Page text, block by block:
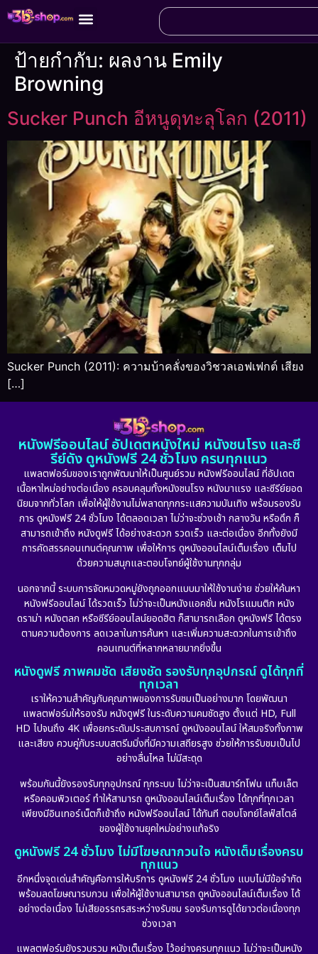
ป้ายกำกับ: ผลงาน Emily
Browning
Sucker Punch อีหนูดุทะลุโลก (2011)
Sucker Punch (2011): ความบ้าคลั่งของวิชวลเอฟเฟกต์ เสียง
[…]
หนังฟรีออนไลน์ อัปเดตหนังใหม่ หนังชนโรง และซี
รีย์ดัง ดูหนังฟรี 24 ชั่วโมง ครบทุกแนว
แพลตฟอร์มของเราถูกพัฒนาให้เป็นศูนย์รวม หนังฟรีออนไลน์ ที่อัปเดต
เนื้อหาใหม่อย่างต่อเนื่อง ครอบคลุมทั้งหนังชนโรง หนังมาแรง และซีรีย์ยอด
นิยมจากทั่วโลก เพื่อให้ผู้ใช้งานไม่พลาดทุกกระแสความบันเทิง พร้อมรองรับ
การ ดูหนังฟรี 24 ชั่วโมง ได้ตลอดเวลา ไม่ว่าจะช่วงเช้า กลางวัน หรือดึก ก็
สามารถเข้าถึง หนังดูฟรี ได้อย่างสะดวก รวดเร็ว และต่อเนื่อง อีกทั้งยังมี
การคัดสรรคอนเทนต์คุณภาพ เพื่อให้การ ดูหนังออนไลน์เต็มเรื่อง เต็มไป
ด้วยความสนุกและตอบโจทย์ผู้ใช้งานทุกกลุ่ม
นอกจากนี้ ระบบการจัดหมวดหมู่ยังถูกออกแบบมาให้ใช้งานง่าย ช่วยให้ค้นหา
หนังฟรีออนไลน์ ได้รวดเร็ว ไม่ว่าจะเป็นหนังแอคชั่น หนังโรแมนติก หนัง
ดราม่า หนังตลก หรือซีรีย์ออนไลน์ยอดฮิต ก็สามารถเลือก ดูหนังฟรี ได้ตรง
ตามความต้องการ ลดเวลาในการค้นหา และเพิ่มความสะดวกในการเข้าถึง
คอนเทนต์ที่หลากหลายมากยิ่งขึ้น
หนังดูฟรี ภาพคมชัด เสียงชัด รองรับทุกอุปกรณ์ ดูได้ทุกที่
ทุกเวลา
เราให้ความสำคัญกับคุณภาพของการรับชมเป็นอย่างมาก โดยพัฒนา
แพลตฟอร์มให้รองรับ หนังดูฟรี ในระดับความคมชัดสูง ตั้งแต่ HD, Full
HD ไปจนถึง 4K เพื่อยกระดับประสบการณ์ ดูหนังออนไลน์ ให้สมจริงทั้งภาพ
และเสียง ควบคู่กับระบบสตรีมมิ่งที่มีความเสถียรสูง ช่วยให้การรับชมเป็นไป
อย่างลื่นไหล ไม่มีสะดุด
พร้อมกันนี้ยังรองรับทุกอุปกรณ์ ทุกระบบ ไม่ว่าจะเป็นสมาร์ทโฟน แท็บเล็ต
หรือคอมพิวเตอร์ ทำให้สามารถ ดูหนังออนไลน์เต็มเรื่อง ได้ทุกที่ทุกเวลา
เพียงมีอินเทอร์เน็ตก็เข้าถึง หนังฟรีออนไลน์ ได้ทันที ตอบโจทย์ไลฟ์สไตล์
ของผู้ใช้งานยุคใหม่อย่างแท้จริง
ดูหนังฟรี 24 ชั่วโมง ไม่มีโฆษณากวนใจ หนังเต็มเรื่องครบ
ทุกแนว
อีกหนึ่งจุดเด่นสำคัญคือการให้บริการ ดูหนังฟรี 24 ชั่วโมง แบบไม่มีข้อจำกัด
พร้อมลดโฆษณารบกวน เพื่อให้ผู้ใช้งานสามารถ ดูหนังออนไลน์เต็มเรื่อง ได้
อย่างต่อเนื่อง ไม่เสียอรรถรสระหว่างรับชม รองรับการดูได้ยาวต่อเนื่องทุก
ช่วงเวลา
แพลตฟอร์มยังรวบรวม หนังเต็มเรื่อง ไว้อย่างครบทุกแนว ไม่ว่าจะเป็นหนัง